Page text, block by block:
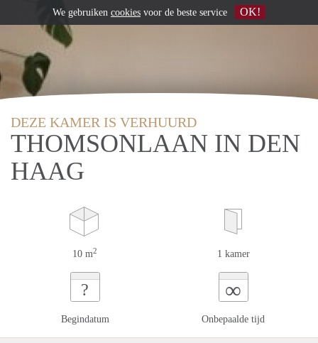
DEZE KAMER IS VERHUURD
THOMSONLAAN IN DEN
HAAG
10 m2 1 kamer
?
Begindatum
∞
Onbepaalde tijd
We gebruiken cookies voor de beste service OK!